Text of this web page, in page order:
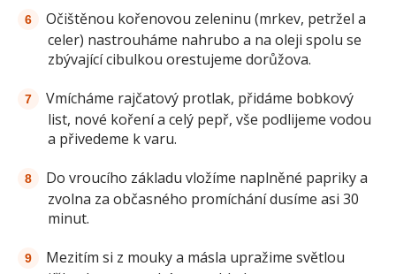
Očištěnou kořenovou zeleninu (mrkev, petržel a
celer) nastrouháme nahrubo a na oleji spolu se
zbývající cibulkou orestujeme dorůžova.
Vmícháme rajčatový protlak, přidáme bobkový
list, nové koření a celý pepř, vše podlijeme vodou
a přivedeme k varu.
Do vroucího základu vložíme naplněné papriky a
zvolna za občasného promíchání dusíme asi 30
minut.
Mezitím si z mouky a másla upražime světlou